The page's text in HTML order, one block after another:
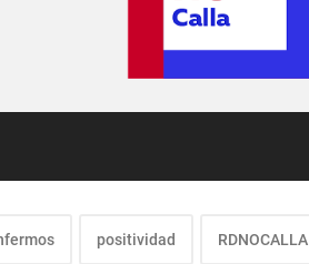
positividad RDNOCALLA